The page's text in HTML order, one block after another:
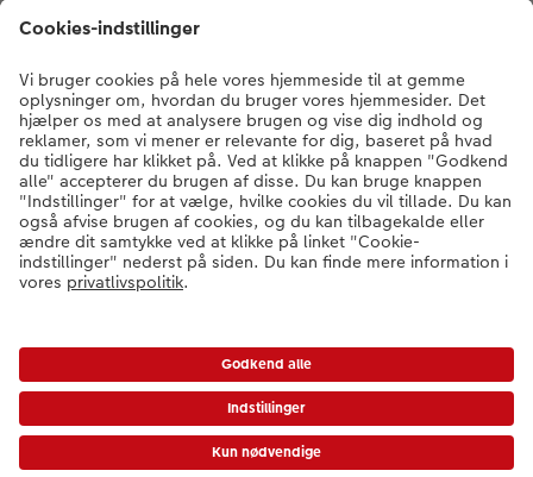
Om CEWE
Fotoprodukter
Andre produkter
78 79 78 03- Man-fre: 09:00-20:00 | Søn: 14:00-
20:00 (undtagen helligdage)